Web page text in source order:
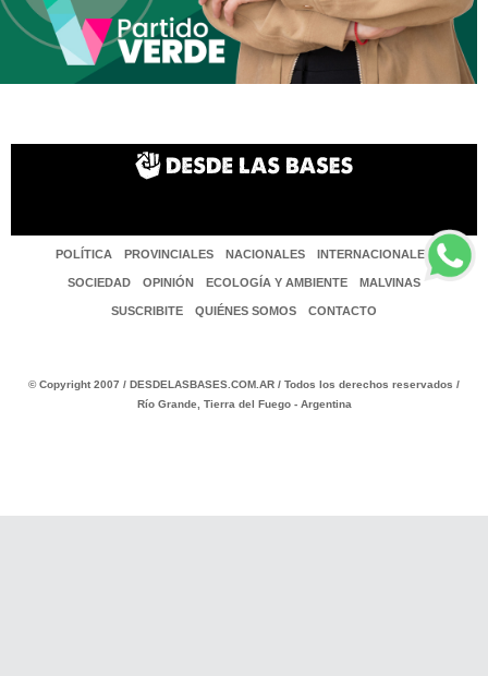
POLÍTICA PROVINCIALES NACIONALES INTERNACIONALES
SOCIEDAD OPINIÓN ECOLOGÍA Y AMBIENTE MALVINAS
SUSCRIBITE QUIÉNES SOMOS CONTACTO
© Copyright 2007 / DESDELASBASES.COM.AR / Todos los derechos reservados /
Río Grande, Tierra del Fuego - Argentina